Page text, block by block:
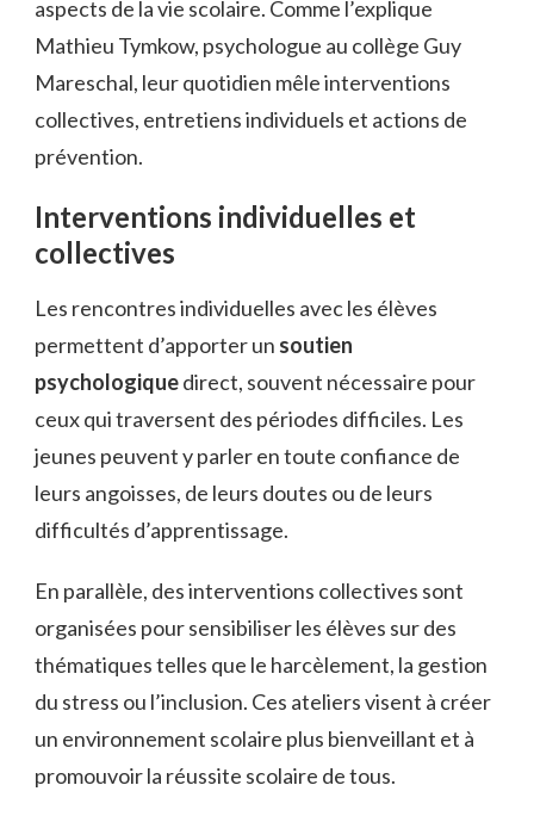
aspects de la vie scolaire. Comme l’explique
Mathieu Tymkow, psychologue au collège Guy
Mareschal, leur quotidien mêle interventions
collectives, entretiens individuels et actions de
prévention.
Interventions individuelles et
collectives
Les rencontres individuelles avec les élèves
permettent d’apporter un soutien
psychologiquedirect, souvent nécessaire pour
ceux qui traversent des périodes difficiles. Les
jeunes peuvent y parler en toute confiance de
leurs angoisses, de leurs doutes ou de leurs
difficultés d’apprentissage.
En parallèle, des interventions collectives sont
organisées pour sensibiliser les élèves sur des
thématiques telles que le harcèlement, la gestion
du stress ou l’inclusion. Ces ateliers visent à créer
un environnement scolaire plus bienveillant et à
promouvoir la réussite scolaire de tous.